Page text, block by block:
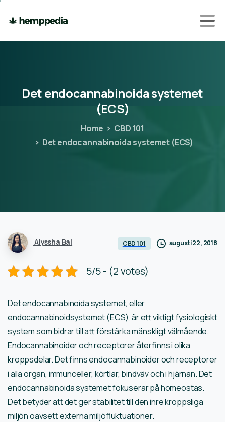
Detendocannabinoidasystemet
(ECS)
Home
CBD 101
Det endocannabinoida systemet (ECS)
Alyssha Bal CBD 101 augusti 22, 2018
5/5 - (2 votes)
Det endocannabinoida systemet, eller
endocannabinoidsystemet (ECS), är ett viktigt fysiologiskt
system som bidrar till att förstärka mänskligt välmående.
Endocannabinoider och receptorer återfinns i olika
kroppsdelar. Det finns endocannabinoider och receptorer
i alla organ, immunceller, körtlar, bindväv och i hjärnan. Det
endocannabinoida systemet fokuserar på homeostas.
Det betyder att det ger stabilitet till den inre kroppsliga
miljön oavsett externa miljöfluktuationer.